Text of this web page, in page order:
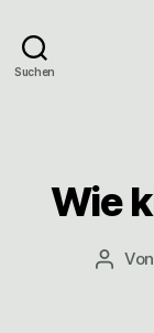
Suchen
Wie
Von